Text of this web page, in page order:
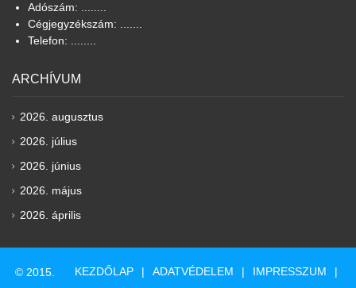
Adószám: ........
Cégjegyzékszám: .......
Telefon: ........
ARCHÍVUM
2026. augusztus
2026. július
2026. június
2026. május
2026. április
© 2015. KEZDŐLAP ADATVÉDELEM IMPRESSZUM